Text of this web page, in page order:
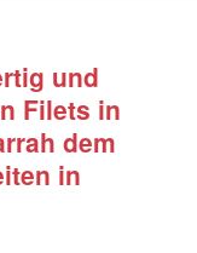
und
Filets in
dem
in